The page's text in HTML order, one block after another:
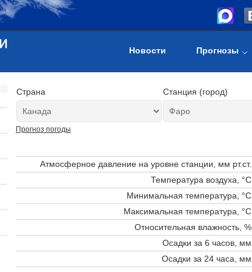
Новости Прогнозы
Страна Станция (город)
Прогноз погоды
Атмосферное давление на уровне станции, мм рт.ст.
Температура воздуха, °C
Минимальная температура, °C
Максимальная температура, °C
Относительная влажность, %
Осадки за 6 часов, мм
Осадки за 24 часа, мм